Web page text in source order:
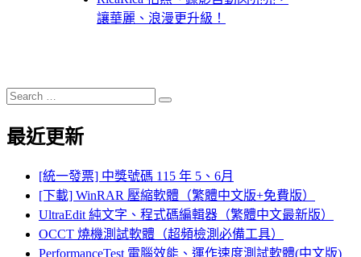
讓華麗、浪漫更升級！
Search
for:
Search
最近更新
[統一發票] 中獎號碼 115 年 5、6月
[下載] WinRAR 壓縮軟體（繁體中文版+免費版）
UltraEdit 純文字、程式碼編輯器（繁體中文最新版）
OCCT 燒機測試軟體（超頻檢測必備工具）
PerformanceTest 電腦效能、運作速度測試軟體(中文版)